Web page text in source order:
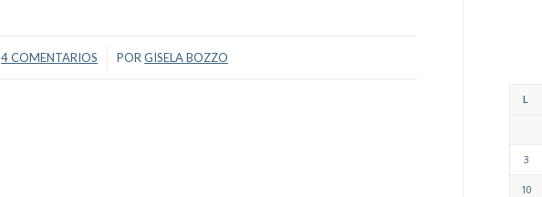
4 COMENTARIOS
/ PORGISELA BOZZO
L
3
10